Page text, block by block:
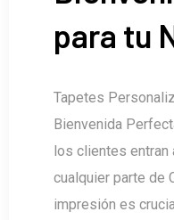
para tu
Tapetes
Bienvenida
los clientes entran
cualquier parte de
impresión es